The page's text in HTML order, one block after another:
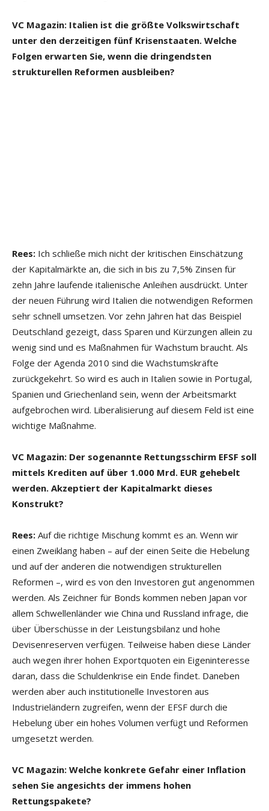
VC Magazin: Italien ist die größte Volkswirtschaft
unter den derzeitigen fünf Krisenstaaten. Welche
Folgen erwarten Sie, wenn die dringendsten
strukturellen Reformen ausbleiben?
Rees: Ich schließe mich nicht der kritischen Einschätzung
der Kapitalmärkte an, die sich in bis zu 7,5% Zinsen für
zehn Jahre laufende italienische Anleihen ausdrückt. Unter
der neuen Führung wird Italien die notwendigen Reformen
sehr schnell umsetzen. Vor zehn Jahren hat das Beispiel
Deutschland gezeigt, dass Sparen und Kürzungen allein zu
wenig sind und es Maßnahmen für Wachstum braucht. Als
Folge der Agenda 2010 sind die Wachstumskräfte
zurückgekehrt. So wird es auch in Italien sowie in Portugal,
Spanien und Griechenland sein, wenn der Arbeitsmarkt
aufgebrochen wird. Liberalisierung auf diesem Feld ist eine
wichtige Maßnahme.
VC Magazin: Der sogenannte Rettungsschirm EFSF soll
mittels Krediten auf über 1.000 Mrd. EUR gehebelt
werden. Akzeptiert der Kapitalmarkt dieses
Konstrukt?
Rees: Auf die richtige Mischung kommt es an. Wenn wir
einen Zweiklang haben – auf der einen Seite die Hebelung
und auf der anderen die notwendigen strukturellen
Reformen –, wird es von den Investoren gut angenommen
werden. Als Zeichner für Bonds kommen neben Japan vor
allem Schwellenländer wie China und Russland infrage, die
über Überschüsse in der Leistungsbilanz und hohe
Devisenreserven verfügen. Teilweise haben diese Länder
auch wegen ihrer hohen Exportquoten ein Eigeninteresse
daran, dass die Schuldenkrise ein Ende findet. Daneben
werden aber auch institutionelle Investoren aus
Industrieländern zugreifen, wenn der EFSF durch die
Hebelung über ein hohes Volumen verfügt und Reformen
umgesetzt werden.
VC Magazin: Welche konkrete Gefahr einer Inflation
sehen Sie angesichts der immens hohen
Rettungspakete?